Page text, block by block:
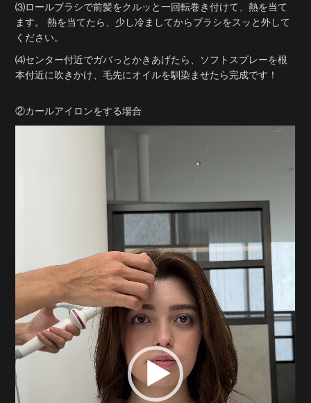
⑶ロールブラシで前髪をクルッと一回転巻き付けて、熱を当て
ます。 熱を当てたら、少し冷ましてからブラシをスッと外して
ください。
⑷センター付近でガバっとかきあげたら、ソフトスプレーを根
本付近に吹きかけ、毛先にオイルを馴染ませたら完成です！
②カールアイロンをする場合